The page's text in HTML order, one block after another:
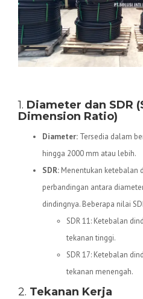
1. Diameter dan SDR
Dimension Ratio)
Diameter: Tersedia dalam
hingga 2000 mm atau lebih.
SDR: Menentukan ketebalan
perbandingan antara
dindingnya. Beberapa nilai
SDR 11: Ketebalan
tekanan tinggi.
SDR 17: Ketebalan
tekanan menengah.
2. Tekanan Kerja